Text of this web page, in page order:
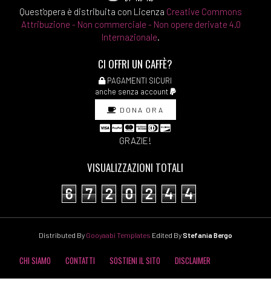
Quest'opera è distribuita con Licenza Creative Commons
Attribuzione - Non commerciale - Non opere derivate 4.0
Internazionale.
CI OFFRI UN CAFFÈ?
PAGAMENTI SICURI
anche senza account
DONA ORA
GRAZIE!
VISUALIZZAZIONI TOTALI
6 7 2 0 2 4 4
Distributed By Gooyaabi Templates Edited ByStefania Bergo
CHI SIAMO CONTATTI SOSTIENI IL SITO DISCLAIMER